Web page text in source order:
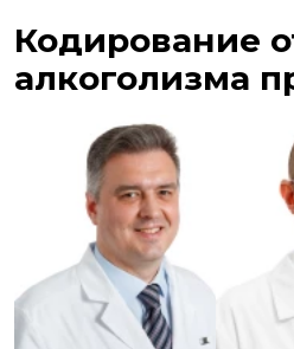
Кодирование
алкоголизма